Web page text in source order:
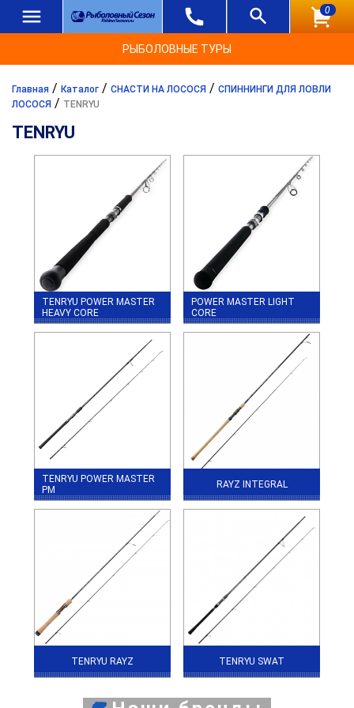
0
РЫБОЛОВНЫЕ ТУРЫ
Главная / Каталог / СНАСТИ НА ЛОСОСЯ / СПИННИНГИ ДЛЯ ЛОВЛИ
ЛОСОСЯ / TENRYU
TENRYU
TENRYU POWER MASTER
HEAVY CORE
POWER MASTER LIGHT
CORE
TENRYU POWER MASTER
PM
RAYZ INTEGRAL
TENRYU RAYZ TENRYU SWAT